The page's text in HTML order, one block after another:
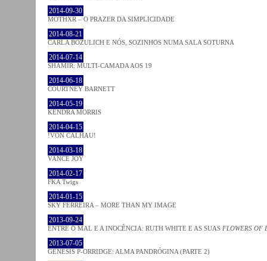
2014-09-30
MOTHXR – O PRAZER DA SIMPLICIDADE
2014-08-21
CARLA BOZULICH E NÓS, SOZINHOS NUMA SALA SOTURNA
2014-07-14
SHAMIR: MULTI-CAMADA AOS 19
2014-06-18
COURTNEY BARNETT
2014-05-19
KENDRA MORRIS
2014-04-15
!VON CALHAU!
2014-03-18
VANCE JOY
2014-02-17
FKA Twigs
2014-01-15
SKY FERREIRA – MORE THAN MY IMAGE
2013-09-24
ENTRE O MAL E A INOCÊNCIA: RUTH WHITE E AS SUAS FLOWERS OF
2013-07-05
GENESIS P-ORRIDGE: ALMA PANDRÓGINA (PARTE 2)